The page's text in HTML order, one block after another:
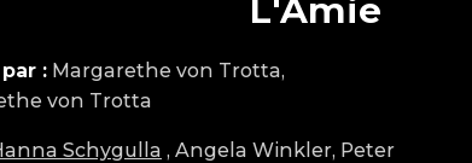
L'Amie
: Margarethe von Trotta,
von Trotta
Schygulla , Angela Winkler, Peter